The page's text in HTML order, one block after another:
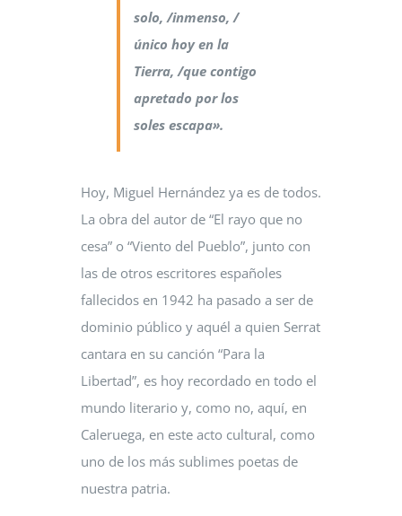
solo, /inmenso, /
único hoy en la
Tierra, /que contigo
apretado por los
soles escapa».
Hoy, Miguel Hernández ya es de todos.
La obra del autor de “El rayo que no
cesa” o “Viento del Pueblo”, junto con
las de otros escritores españoles
fallecidos en 1942 ha pasado a ser de
dominio público y aquél a quien Serrat
cantara en su canción “Para la
Libertad”, es hoy recordado en todo el
mundo literario y, como no, aquí, en
Caleruega, en este acto cultural, como
uno de los más sublimes poetas de
nuestra patria.